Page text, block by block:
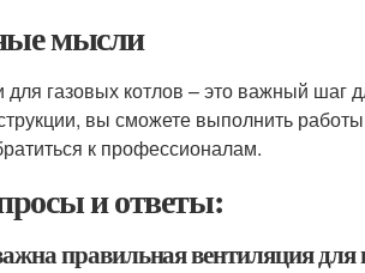
мысли
для газовых котлов – это важный
вы сможете выполнить
к профессионалам.
и ответы:
правильная вентиляция для